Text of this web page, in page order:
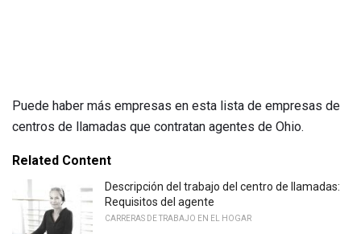
Puede haber más empresas en esta lista de empresas de
centros de llamadas que contratan agentes de Ohio.
Related Content
Descripción del trabajo del centro de llamadas:
Requisitos del agente
CARRERAS DE TRABAJO EN EL HOGAR